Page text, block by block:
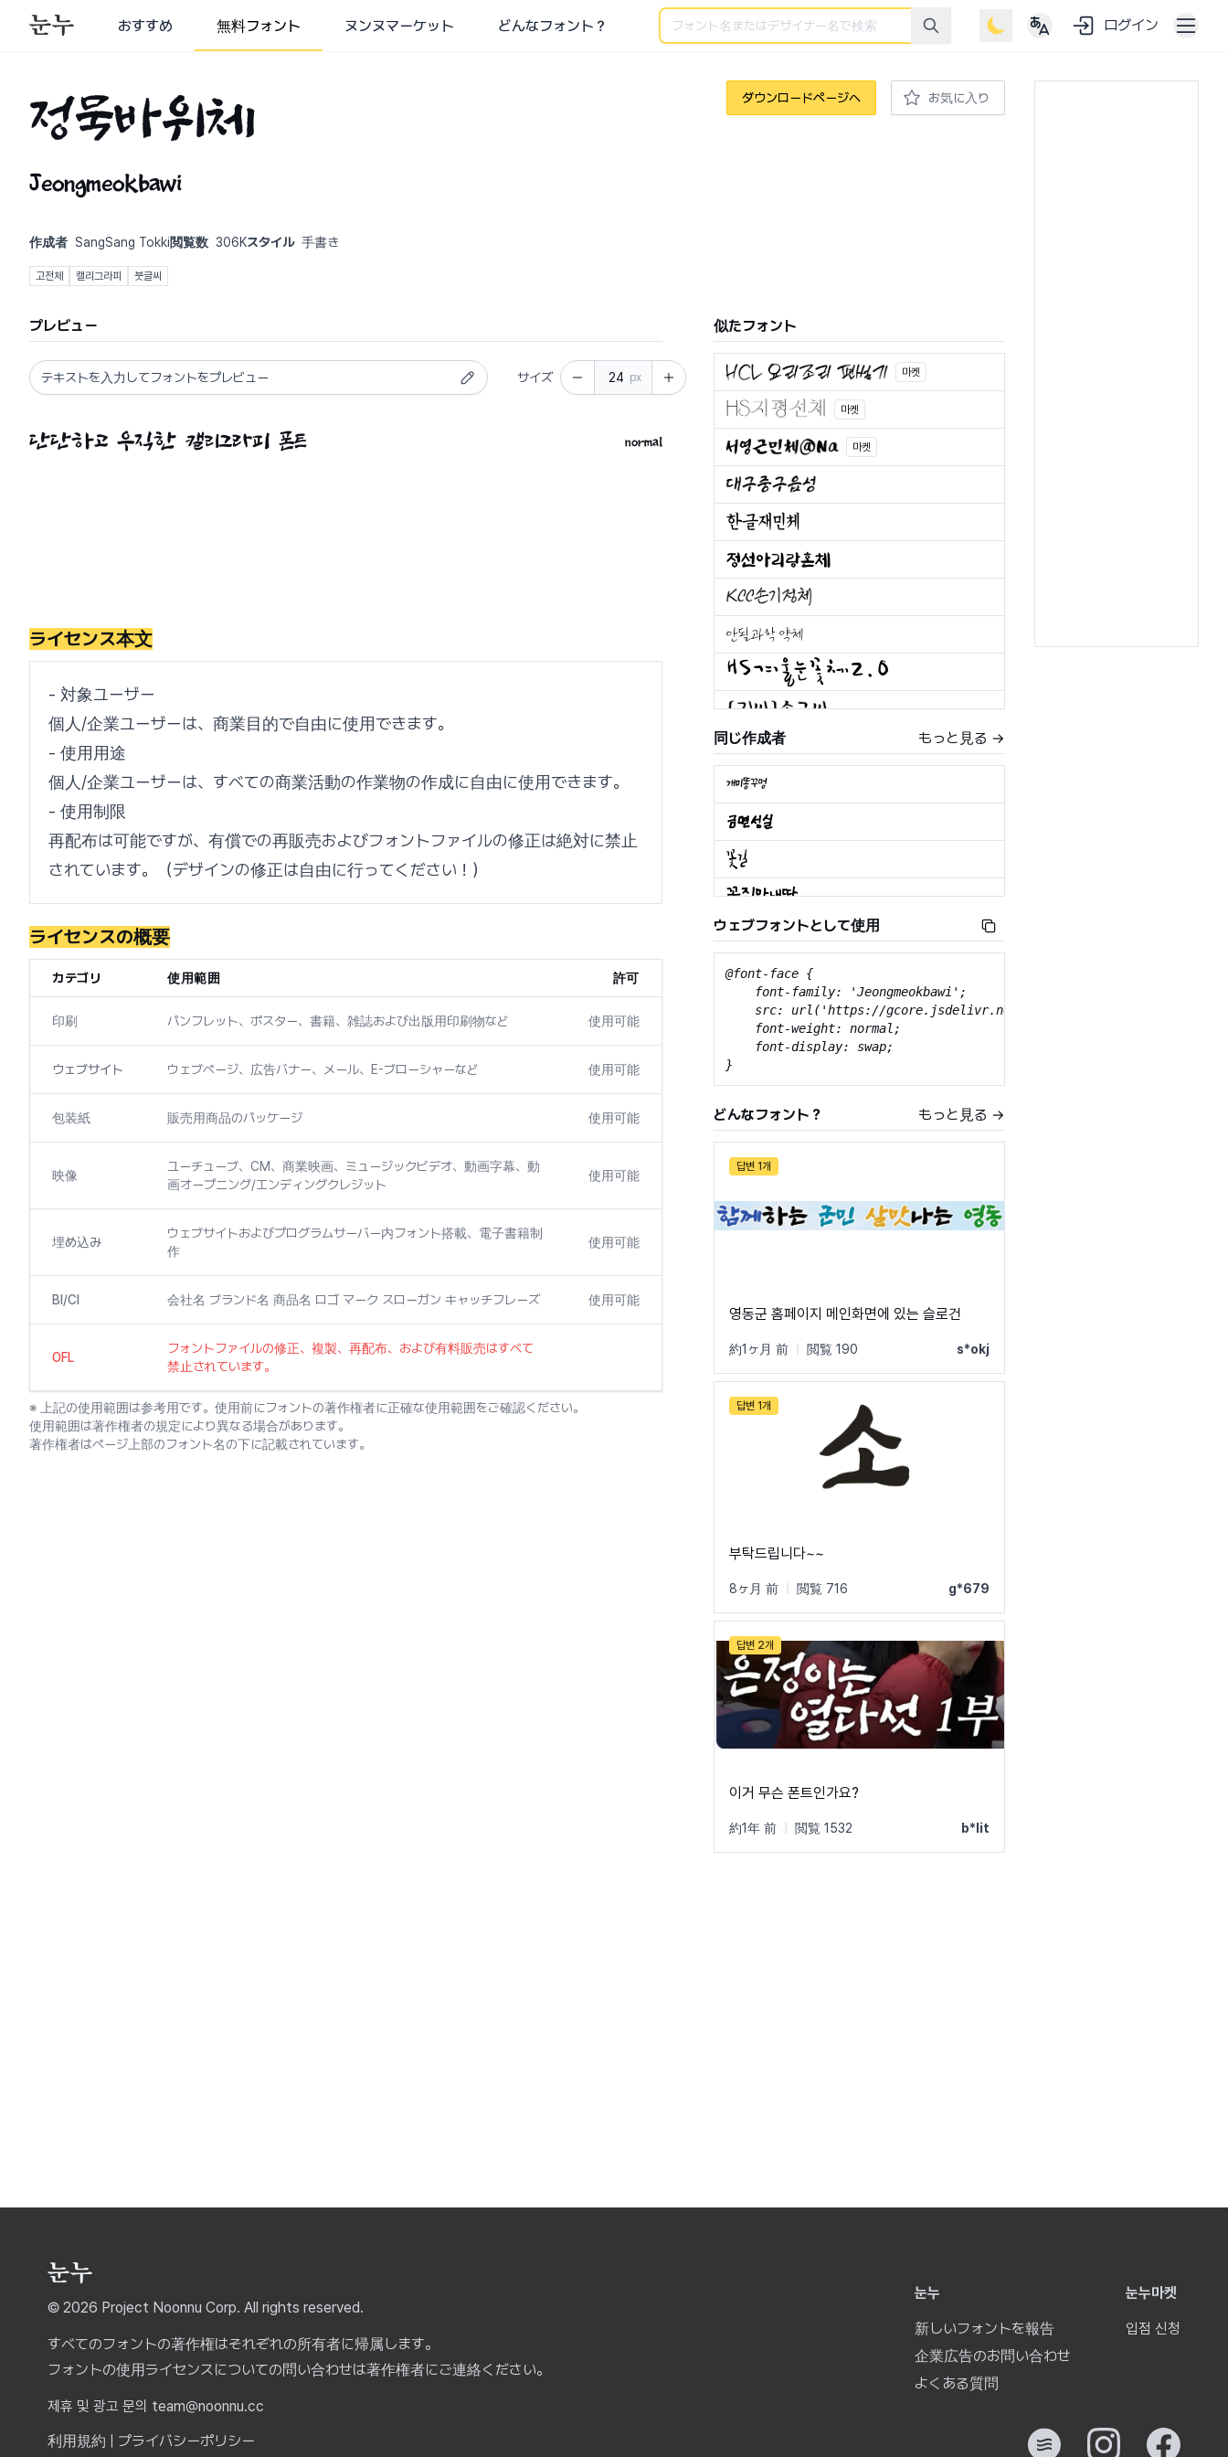
おすすめ 無料フォント ヌンヌマーケット どんなフォント？
検索 ログイン
정묵바위체
Jeongmeokbawi
作成者 SangSang Tokki閲覧数 306Kスタイル 手書き
고전체 캘리그라피 붓글씨
ダウンロードページへ お気に入り
プレビュー
サイズ px
normal
ライセンス本文
- 対象ユーザー
個人/企業ユーザーは、商業目的で自由に使用できます。
- 使用用途
個人/企業ユーザーは、すべての商業活動の作業物の作成に自由に使用できます。
- 使用制限
再配布は可能ですが、有償での再販売およびフォントファイルの修正は絶対に禁止
されています。（デザインの修正は自由に行ってください！）
ライセンスの概要
カテゴリ 使用範囲 許可
印刷 パンフレット、ポスター、書籍、雑誌および出版用印刷物など 使用可能
ウェブサイト ウェブページ、広告バナー、メール、E-ブローシャーなど 使用可能
包装紙 販売用商品のパッケージ 使用可能
映像
ユーチューブ、CM、商業映画、ミュージックビデオ、動画字幕、動
画オープニング/エンディングクレジット
使用可能
埋め込み
ウェブサイトおよびプログラムサーバー内フォント搭載、電子書籍制
作
使用可能
BI/CI 会社名 ブランド名 商品名 ロゴ マーク スローガン キャッチフレーズ 使用可能
OFL
フォントファイルの修正、複製、再配布、および有料販売はすべて
禁止されています。
※ 上記の使用範囲は参考用です。使用前にフォントの著作権者に正確な使用範囲をご確認ください。
使用範囲は著作権者の規定により異なる場合があります。
著作権者はページ上部のフォント名の下に記載されています。
似たフォント
마켓
마켓
마켓
同じ作成者 もっと見る →
ウェブフォントとして使用
@font-face {
    font-family: 'Jeongmeokbawi';
src: url('https://gcore.jsdelivr.net/gh/projectnoonnu/
    font-weight: normal;
    font-display: swap;
}
どんなフォント？ もっと見る →
답변 1개
영동군 홈페이지 메인화면에 있는 슬로건
約1ヶ月 前 閲覧 190 s*okj
답변 1개
부탁드립니다~~
8ヶ月 前 閲覧 716 g*679
답변 2개
이거 무슨 폰트인가요?
約1年 前 閲覧 1532 b*lit
© 2026 Project Noonnu Corp. All rights reserved.
すべてのフォントの著作権はそれぞれの所有者に帰属します。
フォントの使用ライセンスについての問い合わせは著作権者にご連絡ください。
제휴 및 광고 문의 team@noonnu.cc
利用規約
プライバシーポリシー
눈누
新しいフォントを報告
企業広告のお問い合わせ
よくある質問
눈누마켓
입점 신청